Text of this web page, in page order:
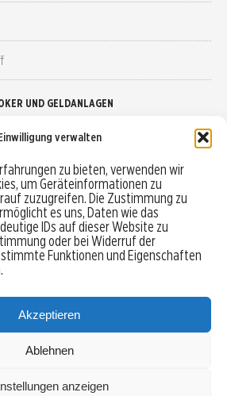
verwalten
zu bieten, verwenden wir
um Geräteinformationen zu
zuzugreifen. Die Zustimmung zu
es uns, Daten wie das
IDs auf dieser Website zu
oder bei Widerruf der
Funktionen und Eigenschaften
Akzeptieren
Ablehnen
anzeigen
UND GELDANLAGEN